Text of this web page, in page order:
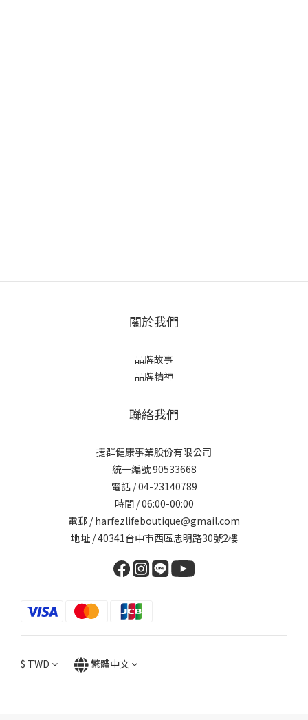
關於我們
品牌故事
品牌精神
聯絡我們
捷群健康事業股份有限公司
統一編號 90533668
電話 / 04-23140789
時間 / 06:00-00:00
電郵 / harfezlifeboutique@gmail.com
地址 / 40341台中市西區忠明路30號2樓
$ TWD 繁體中文